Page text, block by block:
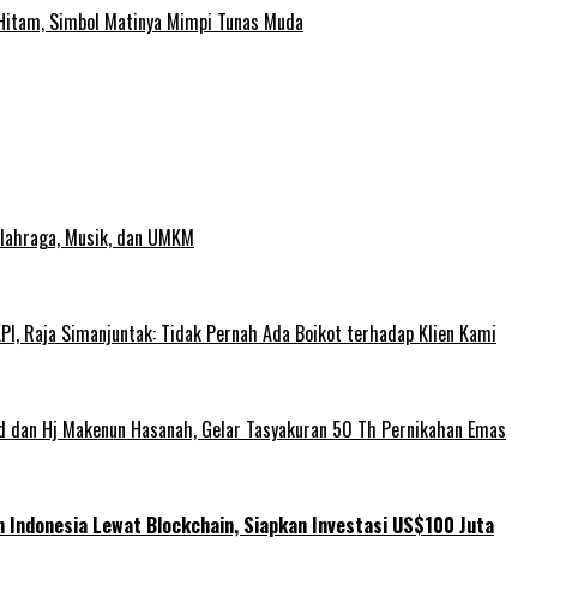
Simbol Matinya Mimpi Tunas Muda
Musik, dan UMKM
Raja Simanjuntak: Tidak Pernah Ada Boikot terhadap Klien Kami
Hj Makenun Hasanah, Gelar Tasyakuran 50 Th Pernikahan Emas
Indonesia Lewat Blockchain, Siapkan Investasi US$100 Juta